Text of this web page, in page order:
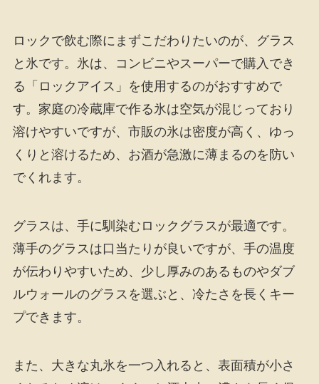
ロックで飲む際にまずこだわりたいのが、グラス
と氷です。氷は、コンビニやスーパーで購入でき
る「ロックアイス」を使用するのがおすすめで
す。家庭の冷蔵庫で作る氷は空気が混じっており
溶けやすいですが、市販の氷は密度が高く、ゆっ
くりと溶けるため、お酒が急激に薄まるのを防い
でくれます。
グラスは、手に馴染むロックグラスが最適です。
薄手のグラスは口当たりが良いですが、手の温度
が伝わりやすいため、少し厚みのあるものやダブ
ルウォールのグラスを選ぶと、冷たさを長くキー
プできます。
また、大きな丸氷を一つ入れると、表面積が小さ